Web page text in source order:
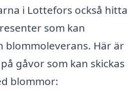
i Lottefors också hitta
som kan
blommoleverans. Här är
gåvor som kan skickas
blommor: